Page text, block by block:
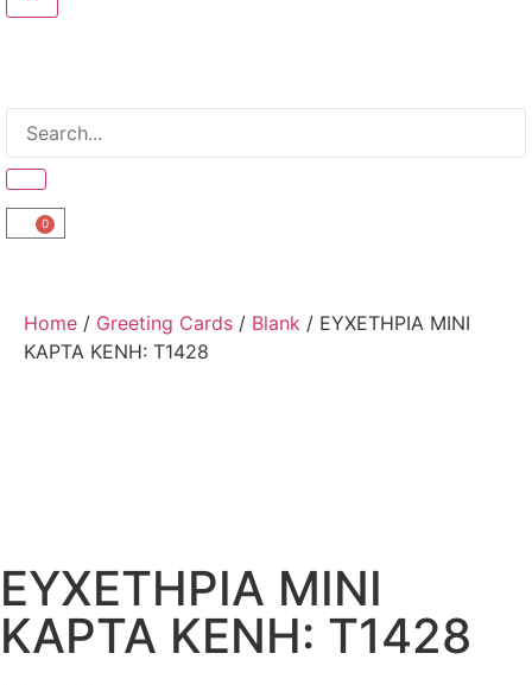
0
Home / Greeting Cards / Blank / ΕΥΧΕΤΗΡΙΑ ΜΙΝΙ
ΚΑΡΤΑ ΚΕΝΗ: T1428
ΕΥΧΕΤΗΡΙΑ ΜΙΝΙ
ΚΑΡΤΑ ΚΕΝΗ: T1428